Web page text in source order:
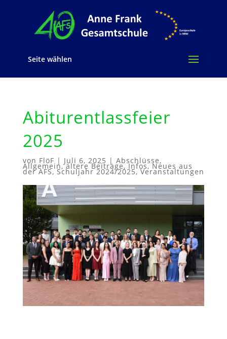
Seite wählen
Abiturentlassfeier
2025
von FlöF | Juli 6, 2025 | Abschlüsse,
Allgemein,ältere Beiträge,Infos,Neues aus
der AFS,Schuljahr 2024/2025,Veranstaltungen